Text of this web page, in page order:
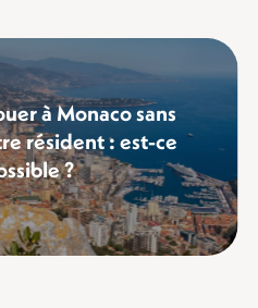
à Monaco sans
résident : est-ce
?